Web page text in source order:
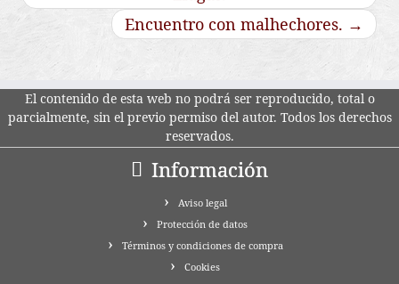
Encuentro con malhechores. →
El contenido de esta web no podrá ser reproducido, total o
parcialmente, sin el previo permiso del autor. Todos los derechos
reservados.
Información
Aviso legal
Protección de datos
Términos y condiciones de compra
Cookies